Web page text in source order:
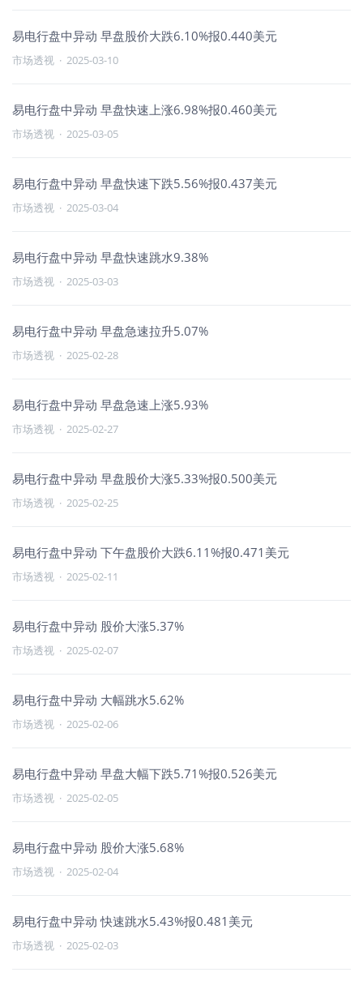
易电行盘中异动 早盘股价大跌6.10%报0.440美元
市场透视 · 2025-03-10
易电行盘中异动 早盘快速上涨6.98%报0.460美元
市场透视 · 2025-03-05
易电行盘中异动 早盘快速下跌5.56%报0.437美元
市场透视 · 2025-03-04
易电行盘中异动 早盘快速跳水9.38%
市场透视 · 2025-03-03
易电行盘中异动 早盘急速拉升5.07%
市场透视 · 2025-02-28
易电行盘中异动 早盘急速上涨5.93%
市场透视 · 2025-02-27
易电行盘中异动 早盘股价大涨5.33%报0.500美元
市场透视 · 2025-02-25
易电行盘中异动 下午盘股价大跌6.11%报0.471美元
市场透视 · 2025-02-11
易电行盘中异动 股价大涨5.37%
市场透视 · 2025-02-07
易电行盘中异动 大幅跳水5.62%
市场透视 · 2025-02-06
易电行盘中异动 早盘大幅下跌5.71%报0.526美元
市场透视 · 2025-02-05
易电行盘中异动 股价大涨5.68%
市场透视 · 2025-02-04
易电行盘中异动 快速跳水5.43%报0.481美元
市场透视 · 2025-02-03